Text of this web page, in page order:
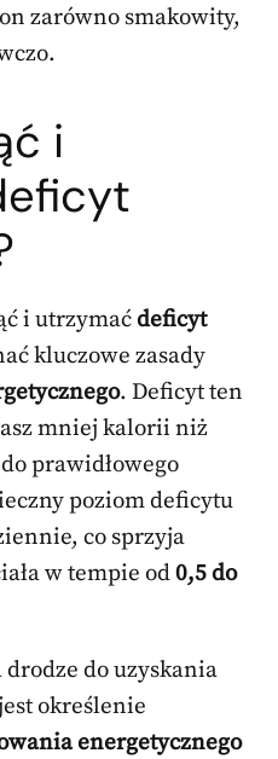
zarówno smakowity,
i
i utrzymaćdeficyt
kluczowe zasady
. Deficyt ten
mniej kalorii niż
prawidłowego
poziom deficytu
co sprzyja
w tempie od0,5 do
do uzyskania
określenie
energetycznego